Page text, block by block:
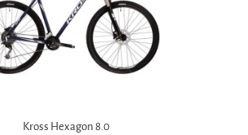
Kross Hexagon 8.0